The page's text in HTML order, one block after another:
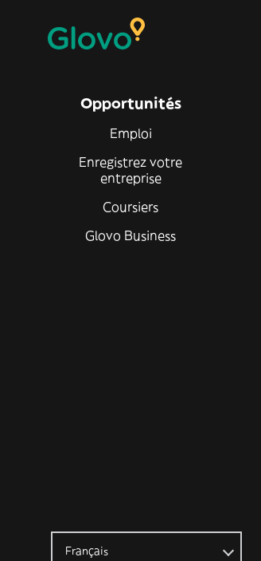
Opportunités
Emploi
Enregistrez votre
entreprise
Coursiers
Glovo Business